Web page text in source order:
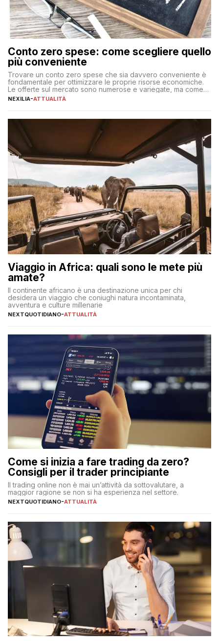
Conto zero spese: come scegliere quello
più conveniente
Trovare un conto zero spese che sia davvero conveniente è
fondamentale per ottimizzare le proprie risorse economiche.
Le offerte sul mercato sono numerose e variegate, ma come
individuare quella più adatta alle proprie esigenze senza
sul […]
NEXILIA-ATTUALITÀ
Viaggio in Africa: quali sono le mete più
amate?
Il continente africano è una destinazione unica per chi
desidera un viaggio che coniughi natura incontaminata,
avventura e culture millenarie
NEXTQUOTIDIANO-ATTUALITÀ
Come si inizia a fare trading da zero?
Consigli per il trader principiante
Il trading online non è mai un’attività da sottovalutare, a
maggior ragione se non si ha esperienza nel settore.
NEXTQUOTIDIANO-ATTUALITÀ